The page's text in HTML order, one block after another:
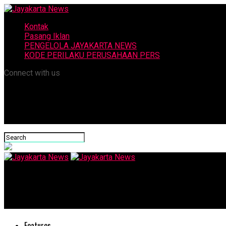
Kontak
Pasang Iklan
PENGELOLA JAYAKARTA NEWS
KODE PERILAKU PERUSAHAAN PERS
Connect with us